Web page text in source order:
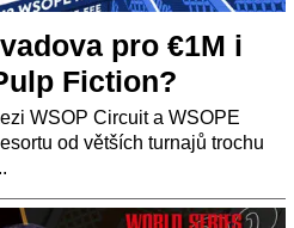
pro €1M i
Fiction?
WSOP Circuit a WSOPE
od větších turnajů trochu